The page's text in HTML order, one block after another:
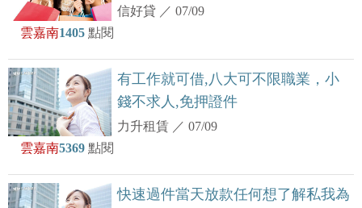
信好貸 ／07/09
雲嘉南1405 點閱
有工作就可借,八大可不限職業，小
錢不求人,免押證件
力升租賃 ／07/09
雲嘉南5369 點閱
快速過件當天放款任何想了解私我為